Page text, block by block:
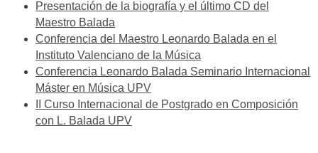
Presentación de la biografía y el último CD del
Maestro Balada
Conferencia del Maestro Leonardo Balada en el
Instituto Valenciano de la Música
Conferencia Leonardo Balada Seminario Internacional
Máster en Música UPV
II Curso Internacional de Postgrado en Composición
con L. Balada UPV